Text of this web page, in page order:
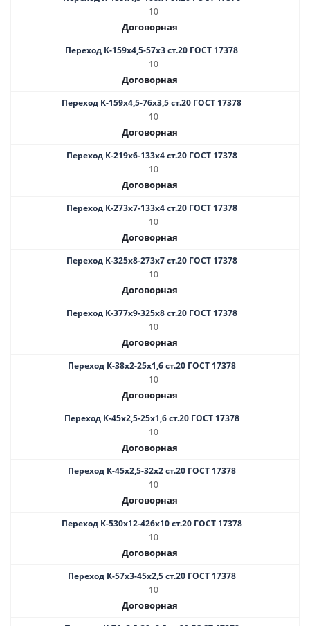
10
Договорная
Переход К-159х4,5-57х3 ст.20 ГОСТ 17378
10
Договорная
Переход К-159х4,5-76х3,5 ст.20 ГОСТ 17378
10
Договорная
Переход К-219х6-133х4 ст.20 ГОСТ 17378
10
Договорная
Переход К-273х7-133х4 ст.20 ГОСТ 17378
10
Договорная
Переход К-325х8-273х7 ст.20 ГОСТ 17378
10
Договорная
Переход К-377х9-325х8 ст.20 ГОСТ 17378
10
Договорная
Переход К-38х2-25х1,6 ст.20 ГОСТ 17378
10
Договорная
Переход К-45х2,5-25х1,6 ст.20 ГОСТ 17378
10
Договорная
Переход К-45х2,5-32х2 ст.20 ГОСТ 17378
10
Договорная
Переход К-530х12-426х10 ст.20 ГОСТ 17378
10
Договорная
Переход К-57х3-45х2,5 ст.20 ГОСТ 17378
10
Договорная